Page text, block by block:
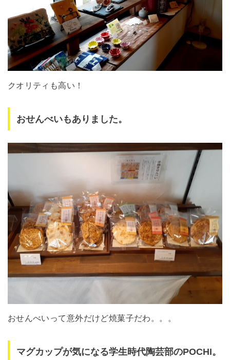
クオリティも高い！
おせんべいもありました。
おせんべいって意外だけど焼菓子だわ。。。
マグカップが気になる学生時代陶芸部のPOCHI。